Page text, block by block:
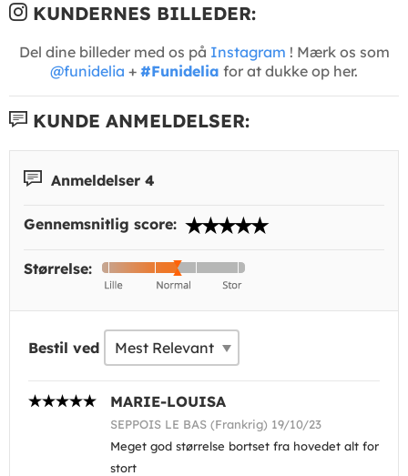
KUNDERNES BILLEDER:
Del dine billeder med os på Instagram ! Mærk os som
@funidelia + #Funidelia for at dukke op her.
KUNDE ANMELDELSER:
Anmeldelser 4
Gennemsnitlig score:
Størrelse:
Bestil ved
MARIE-LOUISA
SEPPOIS LE BAS (Frankrig) 19/10/23
Meget god størrelse bortset fra hovedet alt for
stort